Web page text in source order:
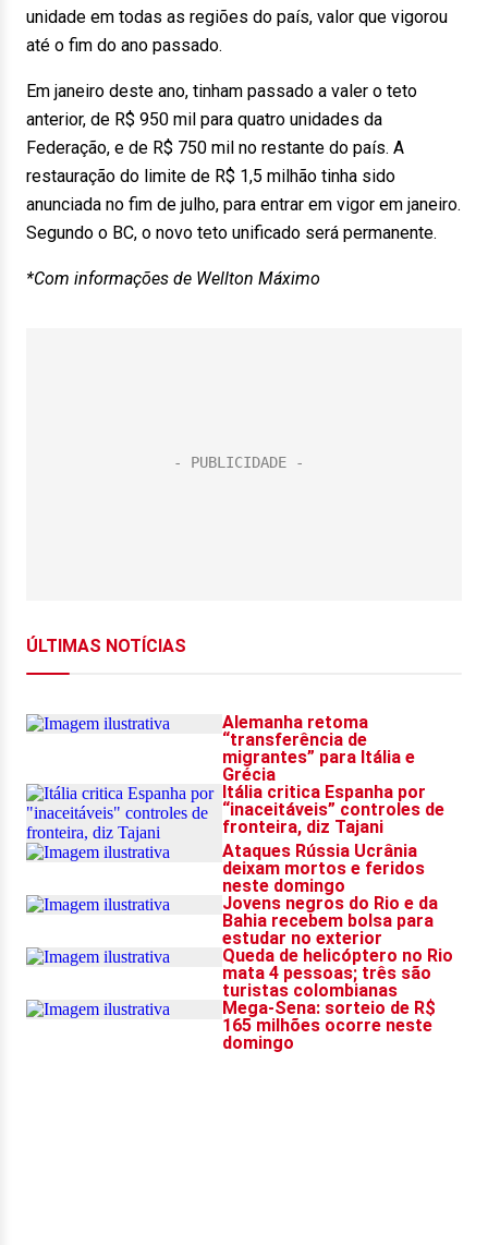
unidade em todas as regiões do país, valor que vigorou
até o fim do ano passado.
Em janeiro deste ano, tinham passado a valer o teto
anterior, de R$ 950 mil para quatro unidades da
Federação, e de R$ 750 mil no restante do país. A
restauração do limite de R$ 1,5 milhão tinha sido
anunciada no fim de julho, para entrar em vigor em janeiro.
Segundo o BC, o novo teto unificado será permanente.
*Com informações de Wellton Máximo